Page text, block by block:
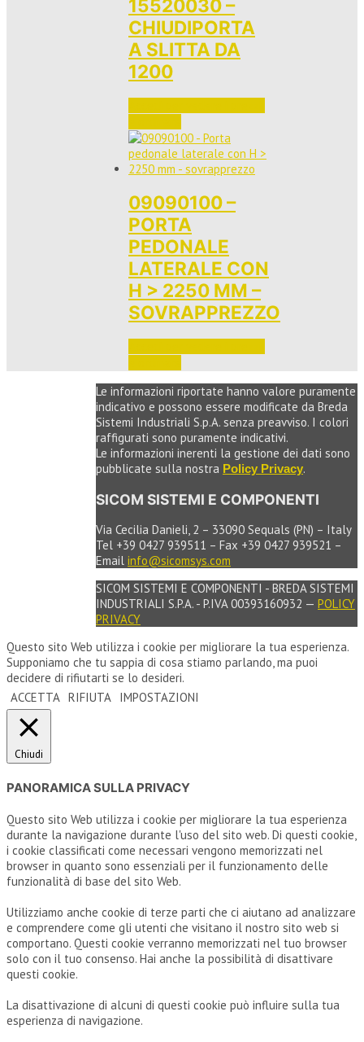
15520030 –
CHIUDIPORTA
A SLITTA DA
1200
09090100 –
PORTA
PEDONALE
LATERALE CON
H > 2250 MM –
SOVRAPPREZZO
Le informazioni riportate hanno valore puramente
indicativo e possono essere modificate da Breda
Sistemi Industriali S.p.A. senza preavviso. I colori
raffigurati sono puramente indicativi.
Le informazioni inerenti la gestione dei dati sono
pubblicate sulla nostra Policy Privacy.
SICOM SISTEMI E COMPONENTI
Via Cecilia Danieli, 2 – 33090 Sequals (PN) – Italy
Tel +39 0427 939511 – Fax +39 0427 939521 –
Email info@sicomsys.com
SICOM SISTEMI E COMPONENTI - BREDA SISTEMI
INDUSTRIALI S.P.A. - P.IVA 00393160932 — POLICY
PRIVACY
Questo sito Web utilizza i cookie per migliorare la tua esperienza.
Supponiamo che tu sappia di cosa stiamo parlando, ma puoi
decidere di rifiutarti se lo desideri.
ACCETTA RIFIUTA IMPOSTAZIONI
Chiudi
PANORAMICA SULLA PRIVACY
Questo sito Web utilizza i cookie per migliorare la tua esperienza
durante la navigazione durante l'uso del sito web. Di questi cookie,
i cookie classificati come necessari vengono memorizzati nel
browser in quanto sono essenziali per il funzionamento delle
funzionalità di base del sito Web.
Utilizziamo anche cookie di terze parti che ci aiutano ad analizzare
e comprendere come gli utenti che visitano il nostro sito web si
comportano. Questi cookie verranno memorizzati nel tuo browser
solo con il tuo consenso. Hai anche la possibilità di disattivare
questi cookie.
La disattivazione di alcuni di questi cookie può influire sulla tua
esperienza di navigazione.